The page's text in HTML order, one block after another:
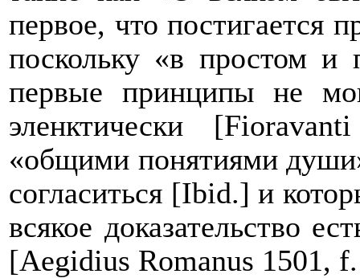
первое, что постигается
поскольку «в простом и
первые принципы не
эленктически [Fioravanti
«общими понятиями
согласиться [Ibid.] и
всякое доказательство
[Aegidius Romanus 1501, f